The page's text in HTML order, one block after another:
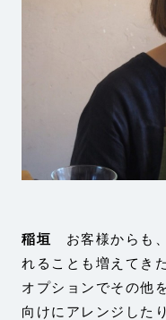
稲垣 お客様からも
れることも増えてき
オプションでその他
向けにアレンジした